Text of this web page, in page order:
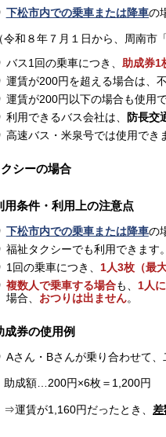
下松市内での乗車または降車の
８年７月１日から、周南市「
バス1回の乗車につき、 助成券1
運賃が200円を超える場合は、
運賃が200円以下の場合も使用で
利用できるバス会社は、 防長交
高速バス・米泉号では使用でき
シーの場合
用条件・利用上の注意点
下松市内での乗車または降車の
福祉タクシーでも利用できます。
1回の乗車につき、 1人3枚（最
複数人で乗車する場合も、 1人
場合、 おつりは出ません。
成券の使用例
Aさん・Bさんが乗り合わせて
助成額…200円×6枚＝1,200円
⇒運賃が1,160円だったとき、